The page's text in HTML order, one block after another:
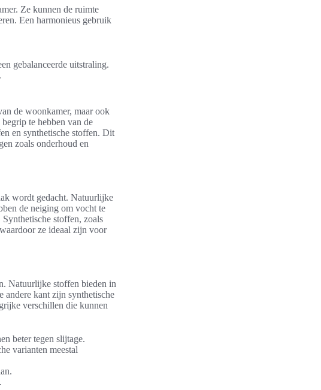
Ze kunnen de ruimte
Een harmonieus gebruik
gebalanceerde uitstraling.
de woonkamer, maar ook
te hebben van de
en synthetische stoffen. Dit
zoals onderhoud en
wordt gedacht. Natuurlijke
de neiging om vocht te
stoffen, zoals
ze ideaal zijn voor
Natuurlijke stoffen bieden in
kant zijn synthetische
verschillen die kunnen
beter tegen slijtage.
varianten meestal